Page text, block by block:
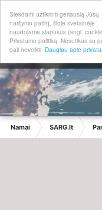
Siekdami užtikrinti geriausią Jūsų
naršymo patirtį, šioje svetainėje
naudojame slapukus (angl.
Privatumo politiką. Nesutikus su
gali neveikti. Daugiau apie
Namai SARG.lt